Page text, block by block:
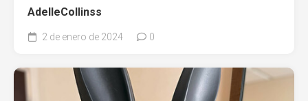
AdelleCollinss
2 de enero de 2024 0